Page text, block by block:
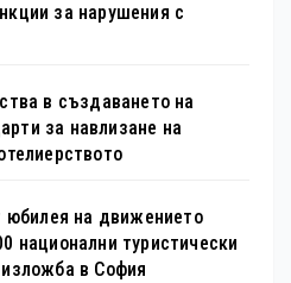
за нарушения с
в създаването на
за навлизане на
юбилея на движението
национални туристически
в София